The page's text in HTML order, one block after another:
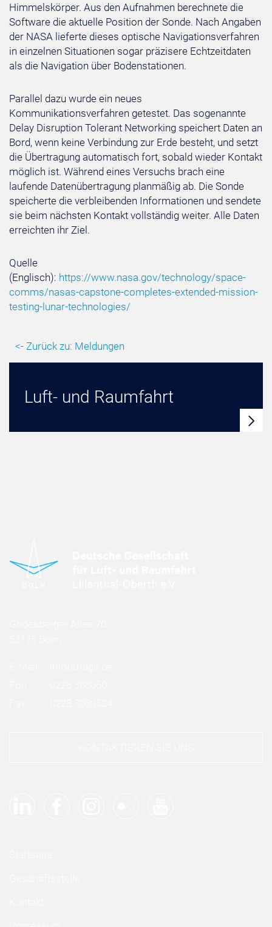
Himmelskörper. Aus den Aufnahmen berechnete die
Software die aktuelle Position der Sonde. Nach Angaben
der NASA lieferte dieses optische Navigationsverfahren
in einzelnen Situationen sogar präzisere Echtzeitdaten
als die Navigation über Bodenstationen.
Parallel dazu wurde ein neues
Kommunikationsverfahren getestet. Das sogenannte
Delay Disruption Tolerant Networking speichert Daten an
Bord, wenn keine Verbindung zur Erde besteht, und setzt
die Übertragung automatisch fort, sobald wieder Kontakt
möglich ist. Während eines Versuchs brach eine
laufende Datenübertragung planmäßig ab. Die Sonde
speicherte die verbleibenden Informationen und sendete
sie beim nächsten Kontakt vollständig weiter. Alle Daten
erreichten ihr Ziel.
Quelle
(Englisch): https://www.nasa.gov/technology/space-
comms/nasas-capstone-completes-extended-mission-
testing-lunar-technologies/
<- Zurück zu: Meldungen
Luft- und Raumfahrt